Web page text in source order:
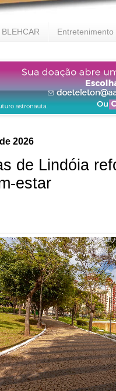
BLEHCAR Entretenimento
2026
de Lindóia
estar